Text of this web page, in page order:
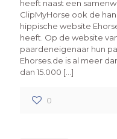
heeft naast een
ClipMyHorse ook de
hippische website
heeft. Op de website
paardeneigenaar hun
Ehorses.de is al meer
dan 15.000 […]
0